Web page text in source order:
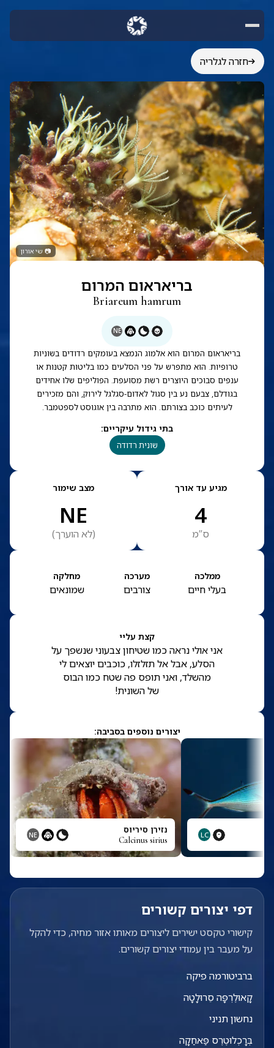
חזרה לגלריה
📷 שי אורון
בריאראום המרום
Briareum hamrum
NE
בריאראום המרום הוא אלמוג הנמצא בעומקים רדודים בשוניות
טרופיות. הוא מתפרש על פני הסלעים כמו בליטות קטנות או
ענפים סבוכים היוצרים רשת מסועפת. הפוליפים שלו אחידים
בגודלם, צבעם נע בין סגול לאדום-סגלגל לירוק, והם מזכירים
לעיתים כוכב בצורתם. הוא מתרבה בין אוגוסט לספטמבר.
בתי גידול עיקריים:
שונית רדודה
מגיע עד אורך
4
ס”מ
מצב שימור
NE
(לא הוערך)
ממלכה
בעלי חיים
מערכה
צורבים
מחלקה
שמונאים
קצת עליי
אני אולי נראה כמו שטיחון צבעוני שנשפך על
הסלע, אבל אל תזלזלו, כוכבים יוצאים לי
מהשלד, ואני תופס פה שטח כמו הבוס
של השונית!
יצורים נוספים בסביבה:
LC נזירן סיריוס
Calcinus sirius
NE
דפי יצורים קשורים
קישורי טקסט ישירים ליצורים מאותו אזור מחיה, כדי להקל
על מעבר בין עמודי יצורים קשורים.
ברביטורמה פיקה
קָאוּלֶרְפָּה סֵרוּלָטָה
נחשון תניני
בְּרָכְלוּטֶרֶס פַּאחַקָה